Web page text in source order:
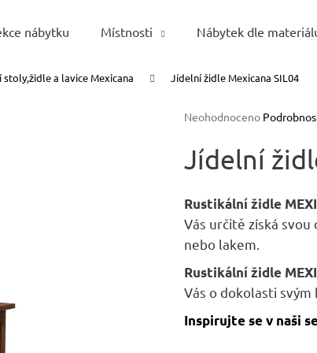
nábytku Místnosti Nábytek dle
stoly,židle a lavice Mexicana Jídelní židle Mexicana SIL04
Průměrné
produktu
je
z
hvězdiček.
Neohodnoceno
Jídelní
Rustikální židle
Vás určitě získá svou
nebo lakem.
Rustikální židle
Vás o dokolasti svým
Inspirujte se v naši
Co potřebujete najít?
HLEDAT